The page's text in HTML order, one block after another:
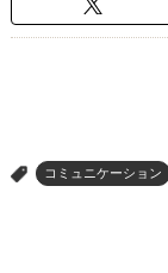
> コミュニケーション